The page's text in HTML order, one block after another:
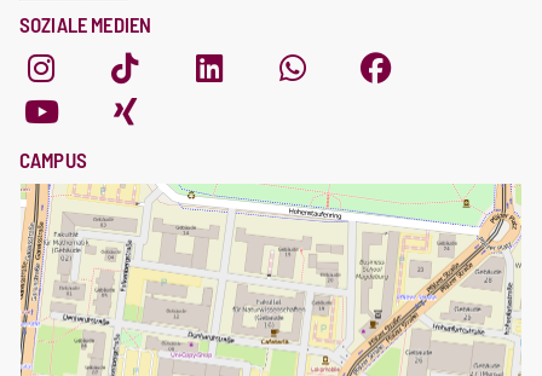
SOZIALE MEDIEN
CAMPUS